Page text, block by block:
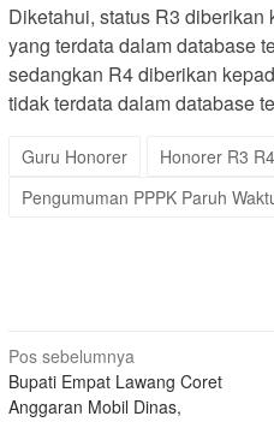
Diketahui, status R3 diberikan
yang terdata dalam database
sedangkan R4 diberikan
tidak terdata dalam database
Guru Honorer
Honorer R3 R4
Pengumuman PPPK Paruh
Navigasi
pos
Pos sebelumnya
Bupati Empat Lawang Coret
Anggaran Mobil Dinas,